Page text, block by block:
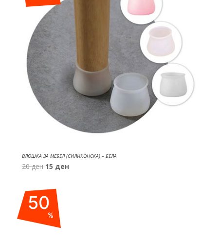
ВЛОШКА ЗА МЕБЕЛ (СИЛИКОНСКА) – БЕЛА
20ден Original
was:
20 ден.
15 денCurrent
50
%